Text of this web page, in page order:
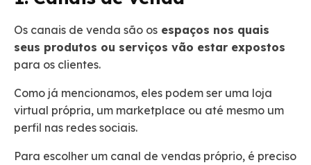
Os canais de venda são os espaços nos quais
seus produtos ou serviços vão estar expostos
para os clientes.
Como já mencionamos, eles podem ser uma loja
virtual própria, um marketplace ou até mesmo um
perfil nas redes sociais.
Para escolher um canal de vendas próprio, é preciso